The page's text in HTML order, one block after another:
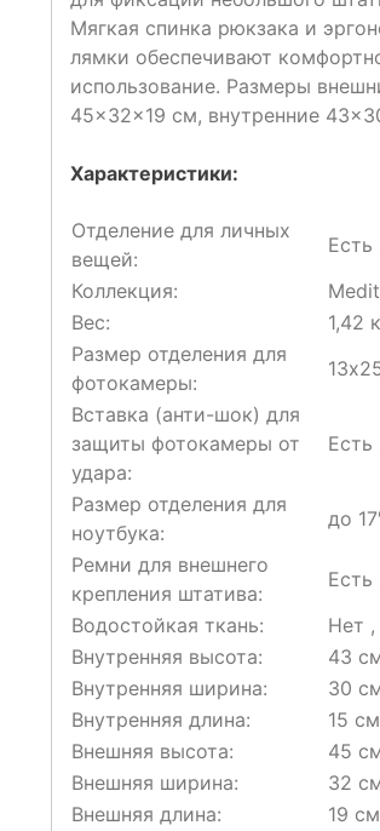
Мягкая спинка рюкзака и
лямки обеспечивают
использование. Размеры
45×32×19 см, внутренние
Характеристики:
Отделение для личных
вещей:
Есть
Коллекция:
Вес:
1,42
Размер отделения для
фотокамеры:
Вставка (анти-шок) для
защиты фотокамеры от
удара:
Есть
Размер отделения для
ноутбука:
до
Ремни для внешнего
крепления штатива:
Есть
Водостойкая ткань:
Нет ,
Внутренняя высота:
43
Внутренняя ширина:
30
Внутренняя длина:
15
Внешняя высота:
45
Внешняя ширина:
32
Внешняя длина:
19